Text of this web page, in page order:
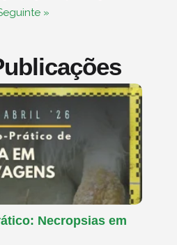
»
Necropsias em